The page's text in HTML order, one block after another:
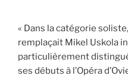
« Dans la catégorie
remplaçait Mikel Uskola
particulièrement
ses débuts à l’Opéra